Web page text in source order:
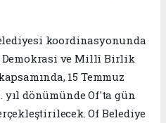
koordinasyonunda
Demokrasi ve Millî Birlik
15 Temmuz
dönümünde Of'ta gün
Of Belediye